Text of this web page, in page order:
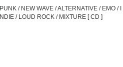
PUNK / NEW WAVE / ALTERNATIVE / EMO / I
NDIE / LOUD ROCK / MIXTURE [ CD ]